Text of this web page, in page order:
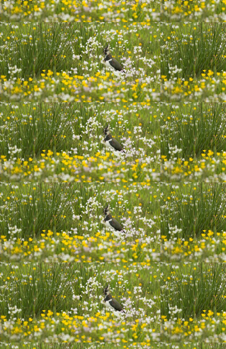
16 november oogjes zijn open 2